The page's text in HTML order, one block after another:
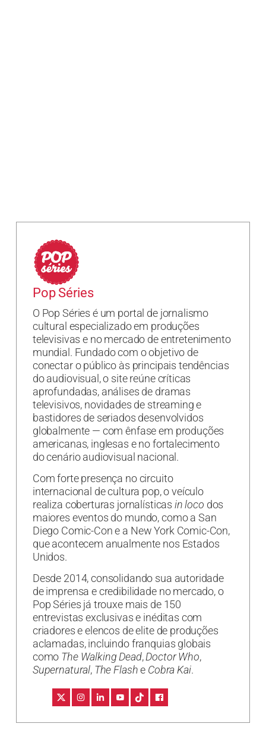
Pop Séries
O Pop Séries é um portal de jornalismo
cultural especializado em produções
televisivas e no mercado de entretenimento
mundial. Fundado com o objetivo de
conectar o público às principais tendências
do audiovisual, o site reúne críticas
aprofundadas, análises de dramas
televisivos, novidades de streaming e
bastidores de seriados desenvolvidos
globalmente — com ênfase em produções
americanas, inglesas e no fortalecimento
do cenário audiovisual nacional.
Com forte presença no circuito
internacional de cultura pop, o veículo
realiza coberturas jornalísticas in loco dos
maiores eventos do mundo, como a San
Diego Comic-Con e a New York Comic-Con,
que acontecem anualmente nos Estados
Unidos.
Desde 2014, consolidando sua autoridade
de imprensa e credibilidade no mercado, o
Pop Séries já trouxe mais de 150
entrevistas exclusivas e inéditas com
criadores e elencos de elite de produções
aclamadas, incluindo franquias globais
como The Walking Dead,Doctor Who,
Supernatural, The Flashe Cobra Kai.